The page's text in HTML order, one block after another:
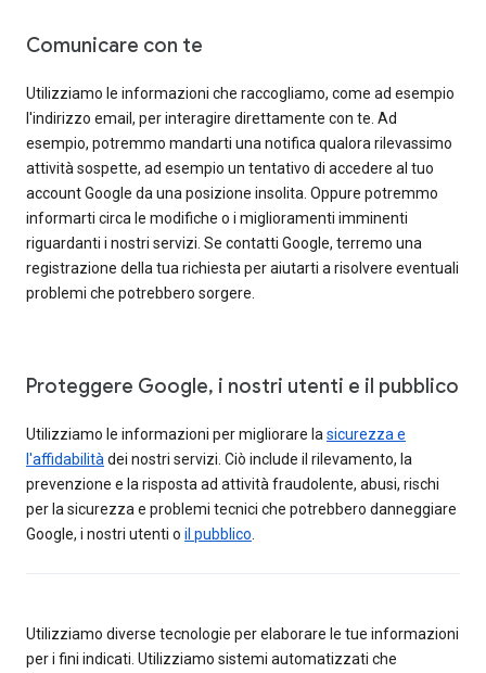
Comunicare con te
Utilizziamo le informazioni che raccogliamo, come ad esempio
l'indirizzo email, per interagire direttamente con te. Ad
esempio, potremmo mandarti una notifica qualora rilevassimo
attività sospette, ad esempio un tentativo di accedere al tuo
account Google da una posizione insolita. Oppure potremmo
informarti circa le modifiche o i miglioramenti imminenti
riguardanti i nostri servizi. Se contatti Google, terremo una
registrazione della tua richiesta per aiutarti a risolvere eventuali
problemi che potrebbero sorgere.
Proteggere Google, i nostri utenti e il pubblico
Utilizziamo le informazioni per migliorare la sicurezza e
l'affidabilità dei nostri servizi. Ciò include il rilevamento, la
prevenzione e la risposta ad attività fraudolente, abusi, rischi
per la sicurezza e problemi tecnici che potrebbero danneggiare
Google, i nostri utenti o il pubblico
Utilizziamo diverse tecnologie per elaborare le tue informazioni
per i fini indicati. Utilizziamo sistemi automatizzati che